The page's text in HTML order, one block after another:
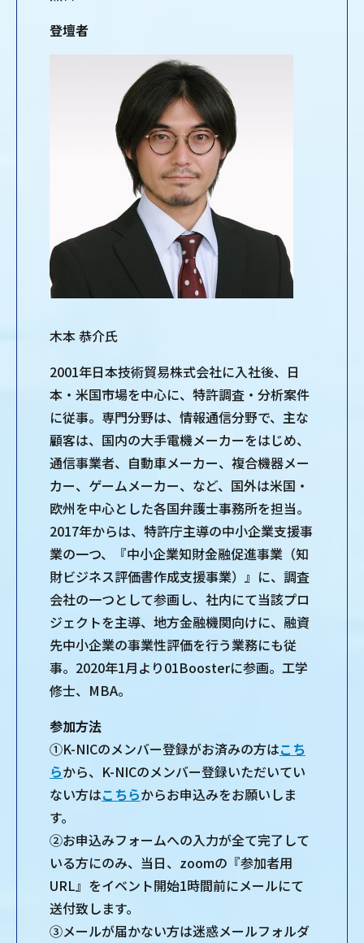
登壇者
木本 恭介氏
2001年日本技術貿易株式会社に入社後、日
本・米国市場を中心に、特許調査・分析案件
に従事。専門分野は、情報通信分野で、主な
顧客は、国内の大手電機メーカーをはじめ、
通信事業者、自動車メーカー、複合機器メー
カー、ゲームメーカー、など、国外は米国・
欧州を中心とした各国弁護士事務所を担当。
2017年からは、特許庁主導の中小企業支援事
業の一つ、『中小企業知財金融促進事業（知
財ビジネス評価書作成支援事業）』に、調査
会社の一つとして参画し、社内にて当該プロ
ジェクトを主導、地方金融機関向けに、融資
先中小企業の事業性評価を行う業務にも従
事。2020年1月より01Boosterに参画。工学
修士、MBA。
参加方法
①K-NICのメンバー登録がお済みの方はこち
らから、K-NICのメンバー登録いただいてい
ない方はこちらからお申込みをお願いしま
す。
②お申込みフォームへの入力が全て完了して
いる方にのみ、当日、zoomの『参加者用
URL』をイベント開始1時間前にメールにて
送付致します。
③メールが届かない方は迷惑メールフォルダ